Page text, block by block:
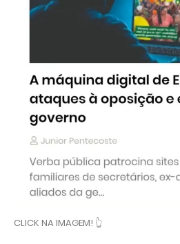
CLICK NA IMAGEM! 👆